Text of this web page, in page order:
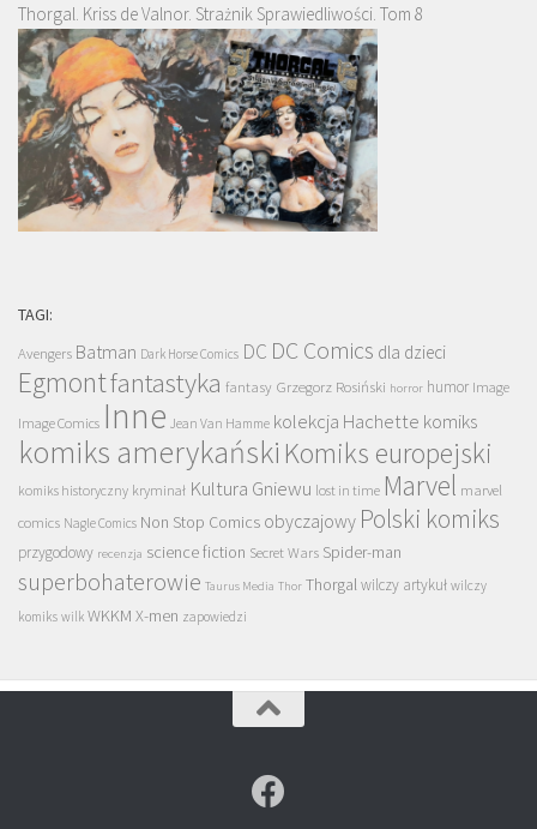
Thorgal. Kriss de Valnor. Strażnik Sprawiedliwości. Tom 8
TAGI:
Avengers Batman Dark Horse Comics DC DC Comics dla dzieci
Egmontfantastyka fantasy Grzegorz Rosiński horror humor Image
Image Comics Inne Jean Van Hamme kolekcja Hachette komiks
komiks amerykański Komiks europejski
komiks historyczny kryminał Kultura Gniewu lost in time Marvel marvel
comics Nagle Comics Non Stop Comics obyczajowy Polski komiks
przygodowy recenzja science fiction Secret Wars Spider-man
superbohaterowie Taurus Media Thor Thorgalwilczy artykuł wilczy
komiks wilk WKKM X-men zapowiedzi